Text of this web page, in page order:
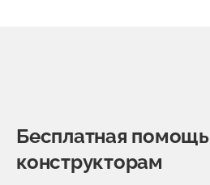
Бесплатная помощь
конструкторам